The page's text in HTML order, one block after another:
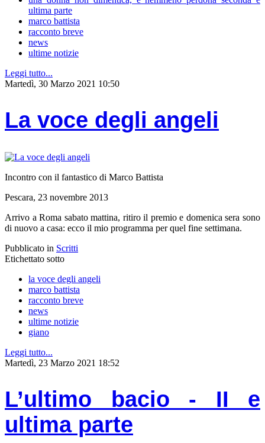
ultima parte
marco battista
racconto breve
news
ultime notizie
Leggi tutto...
Martedì, 30 Marzo 2021 10:50
La voce degli angeli
Incontro con il fantastico di Marco Battista
Pescara, 23 novembre 2013
Arrivo a Roma sabato mattina, ritiro il premio e domenica sera sono
di nuovo a casa: ecco il mio programma per quel fine settimana.
Pubblicato in Scritti
Etichettato sotto
la voce degli angeli
marco battista
racconto breve
news
ultime notizie
giano
Leggi tutto...
Martedì, 23 Marzo 2021 18:52
L’ultimo bacio - II e
ultima parte